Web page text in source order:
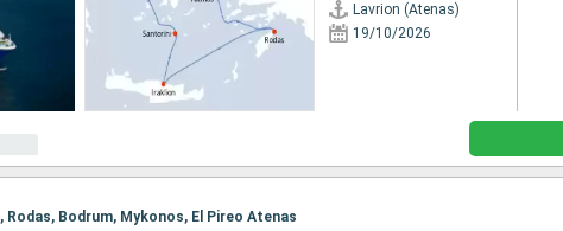
Lavrion (Atenas)
19/10/2026
Bodrum, Mykonos, El Pireo Atenas